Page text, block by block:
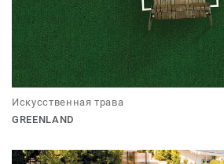
Искусственная трава
GREENLAND